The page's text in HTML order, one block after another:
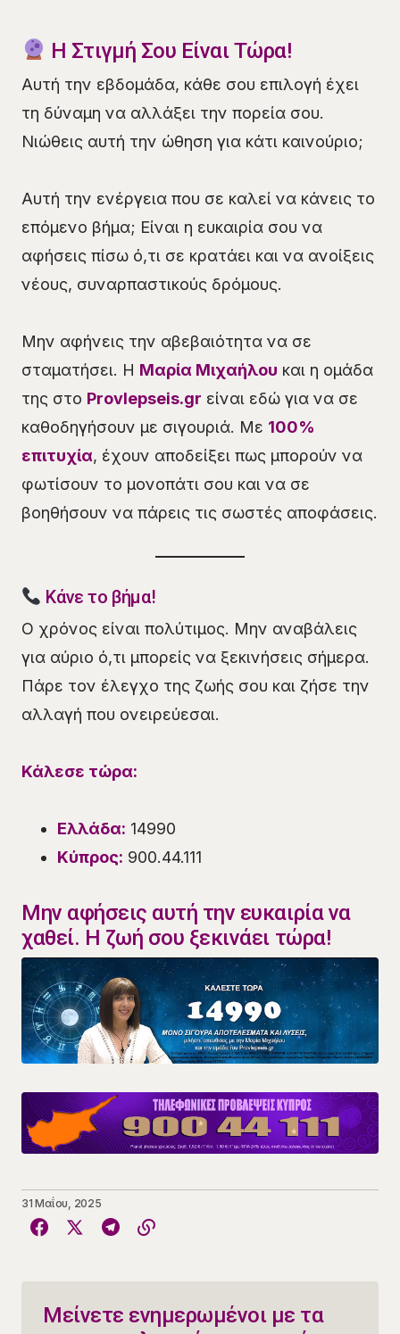
Η Στιγμή Σου Είναι Τώρα!
Αυτή την εβδομάδα, κάθε σου επιλογή έχει
τη δύναμη να αλλάξει την πορεία σου.
Νιώθεις αυτή την ώθηση για κάτι καινούριο;
Αυτή την ενέργεια που σε καλεί να κάνεις το
επόμενο βήμα; Είναι η ευκαιρία σου να
αφήσεις πίσω ό,τι σε κρατάει και να ανοίξεις
νέους, συναρπαστικούς δρόμους.
Μην αφήνεις την αβεβαιότητα να σε
σταματήσει. Η Μαρία Μιχαήλου και η ομάδα
της στο Provlepseis.gr είναι εδώ για να σε
καθοδηγήσουν με σιγουριά. Με 100%
επιτυχία, έχουν αποδείξει πως μπορούν να
φωτίσουν το μονοπάτι σου και να σε
βοηθήσουν να πάρεις τις σωστές αποφάσεις.
Κάνε το βήμα!
Ο χρόνος είναι πολύτιμος. Μην αναβάλεις
για αύριο ό,τι μπορείς να ξεκινήσεις σήμερα.
Πάρε τον έλεγχο της ζωής σου και ζήσε την
αλλαγή που ονειρεύεσαι.
Κάλεσε τώρα:
Ελλάδα: 14990
Κύπρος: 900.44.111
Μην αφήσεις αυτή την ευκαιρία να
χαθεί. Η ζωή σου ξεκινάει τώρα!
31 Μαΐου, 2025
Μείνετε ενημερωμένοι με τα